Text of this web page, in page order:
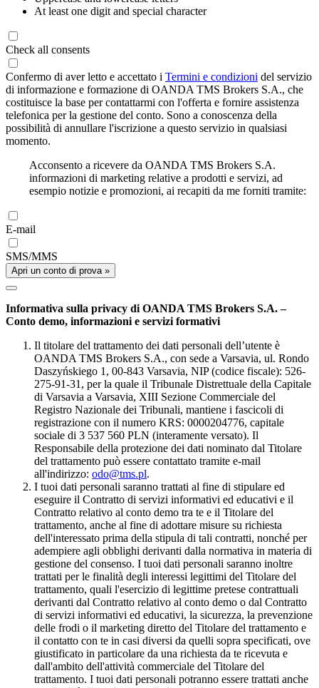
At least one digit and special character
Check all consents
Confermo di aver letto e accettato i Termini e condizioni del servizio
di informazione e formazione di OANDA TMS Brokers S.A., che
costituisce la base per contattarmi con l'offerta e fornire assistenza
telefonica per la gestione del conto. Sono a conoscenza della
possibilità di annullare l'iscrizione a questo servizio in qualsiasi
momento.
Acconsento a ricevere da OANDA TMS Brokers S.A.
informazioni di marketing relative a prodotti e servizi, ad
esempio notizie e promozioni, ai recapiti da me forniti tramite:
E-mail
SMS/MMS
Apri un conto di prova »
Informativa sulla privacy di OANDA TMS Brokers S.A. –
Conto demo, informazioni e servizi formativi
Il titolare del trattamento dei dati personali dell’utente è
OANDA TMS Brokers S.A., con sede a Varsavia, ul. Rondo
Daszyńskiego 1, 00-843 Varsavia, NIP (codice fiscale): 526-
275-91-31, per la quale il Tribunale Distrettuale della Capitale
di Varsavia a Varsavia, XIII Sezione Commerciale del
Registro Nazionale dei Tribunali, mantiene i fascicoli di
registrazione con il numero KRS: 0000204776, capitale
sociale di 3 537 560 PLN (interamente versato). Il
Responsabile della protezione dei dati nominato dal Titolare
del trattamento può essere contattato tramite e-mail
all'indirizzo: odo@tms.pl.
I tuoi dati personali saranno trattati al fine di stipulare ed
eseguire il Contratto di servizi informativi ed educativi e il
Contratto relativo al conto demo tra te e il Titolare del
trattamento, anche al fine di adottare misure su richiesta
dell'interessato prima della stipula di tali contratti, nonché per
adempiere agli obblighi derivanti dalla normativa in materia di
gestione del consenso. I tuoi dati personali saranno inoltre
trattati per le finalità degli interessi legittimi del Titolare del
trattamento, quali l'esercizio di legittime pretese contrattuali
derivanti dal Contratto relativo al conto demo o dal Contratto
di servizi informativi ed educativi, la sicurezza, la prevenzione
delle frodi o il marketing diretto del Titolare del trattamento e
il contatto con te in casi diversi da quelli sopra specificati, ove
giustificato in particolare da una richiesta da te ricevuta e
dall'ambito dell'attività commerciale del Titolare del
trattamento. I tuoi dati personali potranno essere trattati anche